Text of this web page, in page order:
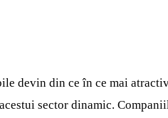
devin din ce în ce mai
sector dinamic.